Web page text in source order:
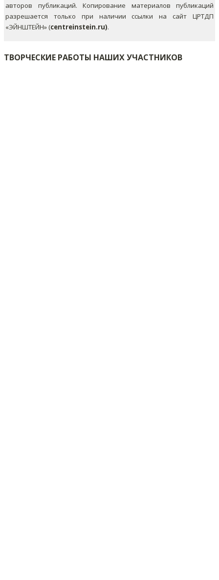
авторов публикаций. Копирование материалов публикаций
разрешается только при наличии ссылки на сайт ЦРТДП
«ЭЙНШТЕЙН» (centreinstein.ru).
ТВОРЧЕСКИЕ РАБОТЫ НАШИХ УЧАСТНИКОВ